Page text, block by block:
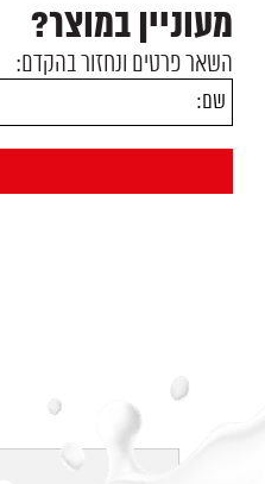
מעוניין במוצר?
השאר פרטים ונחזור בהקדם: